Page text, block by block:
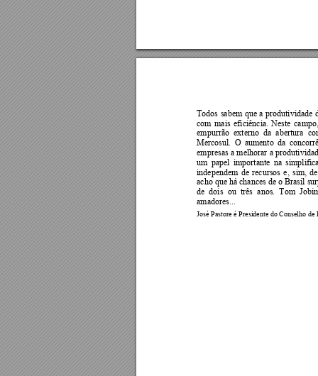
Todos sabem que a produtividade
com mais eficiência. Neste
empurrão  externo da  abertura
Mercosul. O aumento da
empresas a melhorar a
um papel importante na
independem de recursos e, sim,
acho que há chances de o Brasil
de  dois ou  três anos.  Tom
amadores...
José Pastore é Presidente do Conselho de